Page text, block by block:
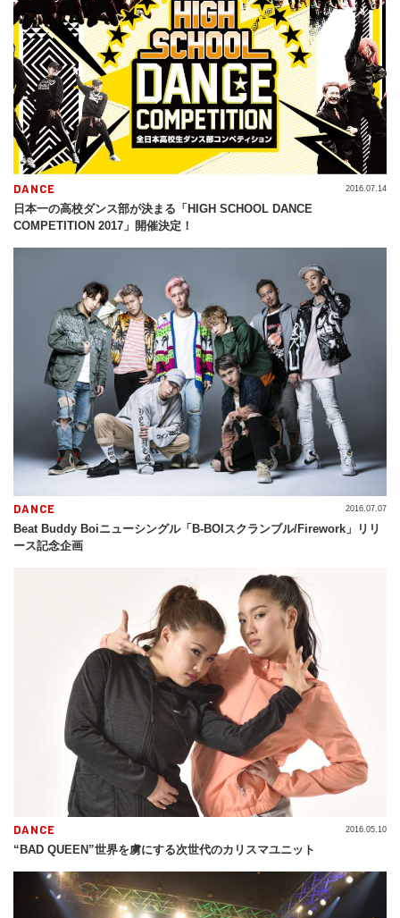
DANCE
日本一の高校ダンス部が決まる「HIGH SCHOOL DANCE
COMPETITION 2017」開催決定！
2016.07.14
DANCE
Beat Buddy Boiニューシングル「B-BOIスクランブル/Firework」リリ
ース記念企画
2016.07.07
DANCE
“BAD QUEEN”世界を虜にする次世代のカリスマユニット
2016.05.10